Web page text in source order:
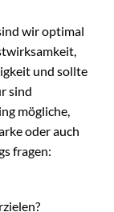
wir optimal
und sollte
sind
mögliche,
oder auch
fragen: